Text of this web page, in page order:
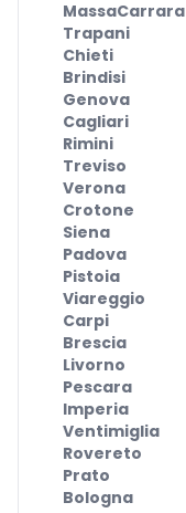
MassaCarrara
Trapani
Chieti
Brindisi
Genova
Cagliari
Rimini
Treviso
Verona
Crotone
Siena
Padova
Pistoia
Viareggio
Carpi
Brescia
Livorno
Pescara
Imperia
Ventimiglia
Rovereto
Prato
Bologna